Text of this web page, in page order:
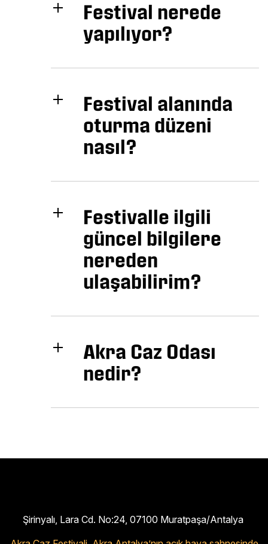
Festival nerede
yapılıyor?
Festival alanında
oturma düzeni
nasıl?
Festivalle ilgili
güncel bilgilere
nereden
ulaşabilirim?
Akra Caz Odası
nedir?
Şirinyalı, Lara Cd. No:24, 07100 Muratpaşa/Antalya